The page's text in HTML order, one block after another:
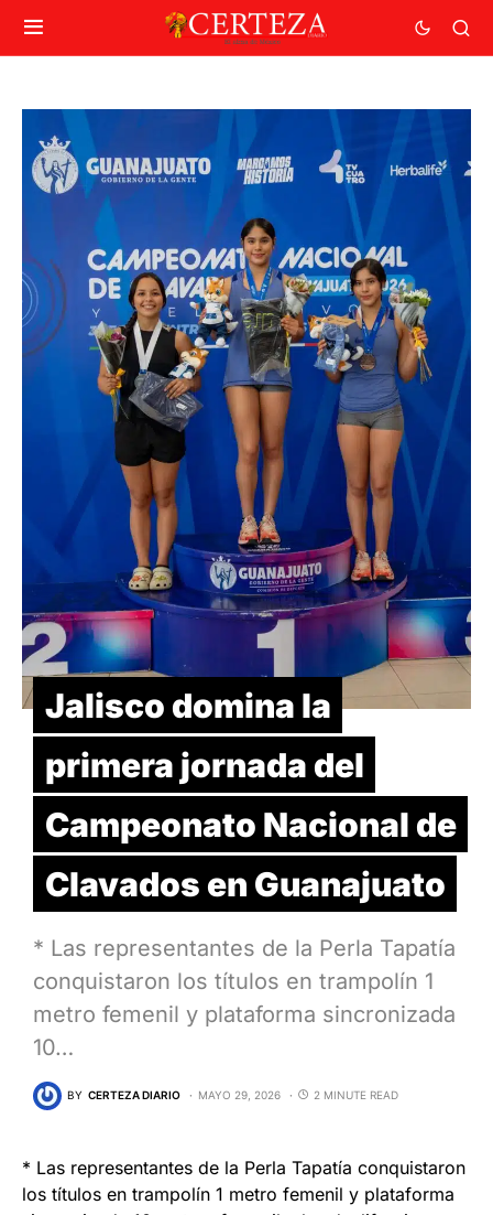
Jalisco domina la
primera jornada del
Campeonato Nacional de
Clavados en Guanajuato
* Las representantes de la Perla Tapatía
conquistaron los títulos en trampolín 1
metro femenil y plataforma sincronizada
10…
BY CERTEZA DIARIO MAYO 29, 2026 2 MINUTE READ
* Las representantes de la Perla Tapatía conquistaron
los títulos en trampolín 1 metro femenil y plataforma